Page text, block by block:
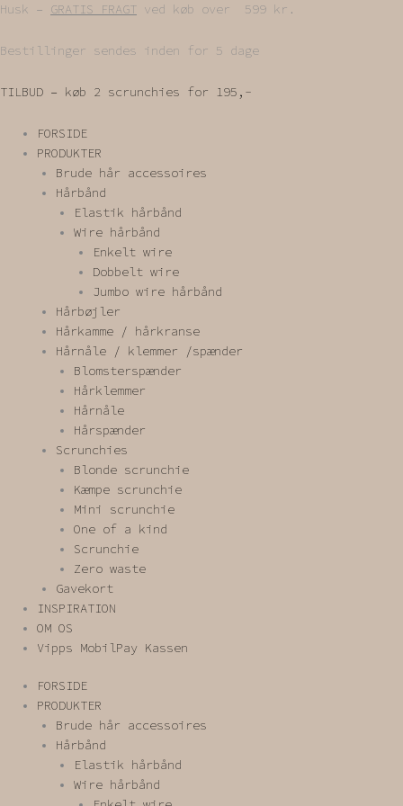
Gå
indholdet
Husk – GRATIS FRAGT ved køb over 599 kr.
Bestillinger sendes inden for 5 dage
TILBUD – køb 2 scrunchies for 195,-
FORSIDE
PRODUKTER
Brude hår accessoires
Hårbånd
Elastik hårbånd
Wire hårbånd
Enkelt wire
Dobbelt wire
Jumbo wire hårbånd
Hårbøjler
Hårkamme / hårkranse
Hårnåle / klemmer /spænder
Blomsterspænder
Hårklemmer
Hårnåle
Hårspænder
Scrunchies
Blonde scrunchie
Kæmpe scrunchie
Mini scrunchie
One of a kind
Scrunchie
Zero waste
Gavekort
INSPIRATION
OM OS
Vipps MobilPay Kassen
FORSIDE
PRODUKTER
Brude hår accessoires
Hårbånd
Elastik hårbånd
Wire hårbånd